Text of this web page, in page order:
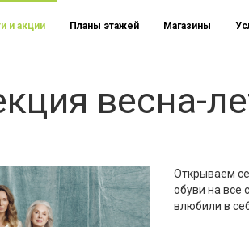
и акции Планы этажей Магазины
весна-
Открываем
обуви на все
влюбили в